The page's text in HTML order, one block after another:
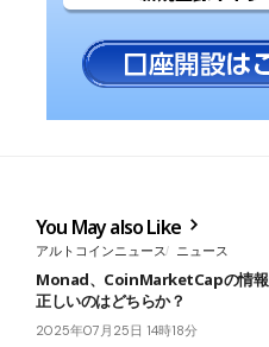
You May also Like
アルトコインニュース ニュース
Monad、CoinMarketCapの情報
正しいのはどちらか？
2025年07月25日 14時18分